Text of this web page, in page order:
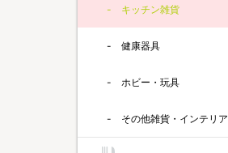
キッチン雑貨
健康器具
ホビー・玩具
その他雑貨・インテリア